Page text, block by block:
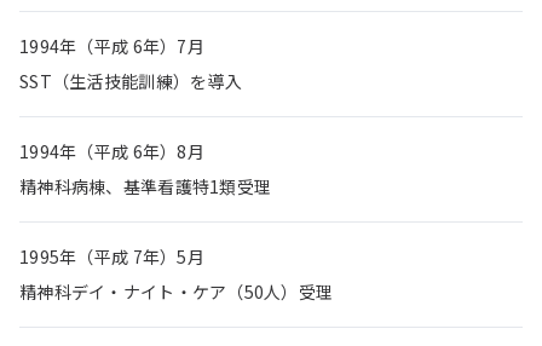
1994年（平成 6年）7月
SST（生活技能訓練）を導入
1994年（平成 6年）8月
精神科病棟、基準看護特1類受理
1995年（平成 7年）5月
精神科デイ・ナイト・ケア（50人）受理